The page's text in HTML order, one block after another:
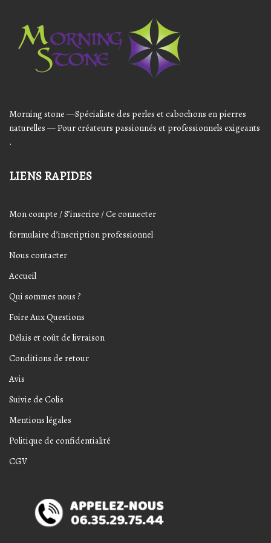
Morning stone —Spécialiste des perles et cabochons en pierres
naturelles — Pour créateurs passionnés et professionnels exigeants
.
LIENS RAPIDES
Mon compte / S’inscrire / Ce connecter
formulaire d’inscription professionnel
Nous contacter
Accueil
Qui sommes nous ?
Foire Aux Questions
Délais et coût de livraison
Conditions de retour
Avis
Suivie de Colis
Mentions légales
Politique de confidentialité
CGV